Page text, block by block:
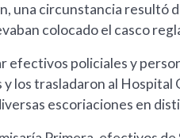
una circunstancia
colocado el casco
efectivos policiales y
y los trasladaron al
escoriaciones en